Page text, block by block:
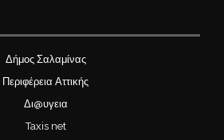
Δήμος Σαλαμίνας
Περιφέρεια Αττικής
Δι@υγεια
Taxis net